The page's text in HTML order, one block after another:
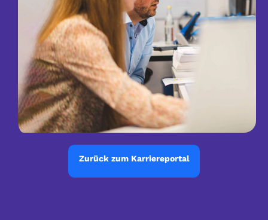
Zurück zum Karriereportal